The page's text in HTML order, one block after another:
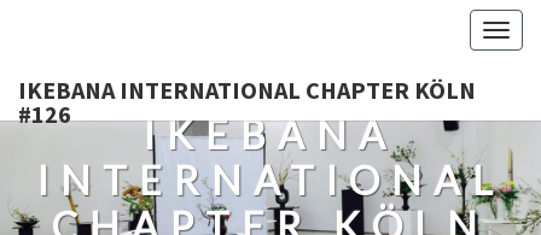
IKEBANA INTERNATIONAL CHAPTER KÖLN
#126
IKEBANA
INTERNATIONAL